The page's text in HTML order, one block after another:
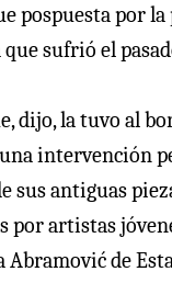
pospuesta por
sufrió el
dijo, la tuvo al
intervención
sus antiguas
por artistas
de